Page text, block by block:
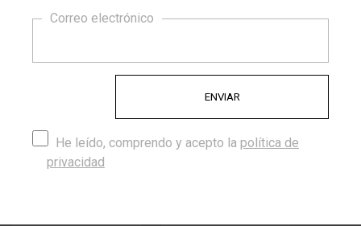
Porque trabajamos con materiales de calidad, diseños
Trabajamos con proveedores de cordones que cuentan con
los siguientes certificados:
Correo electrónico
He leído, comprendo y acepto la política de
privacidad